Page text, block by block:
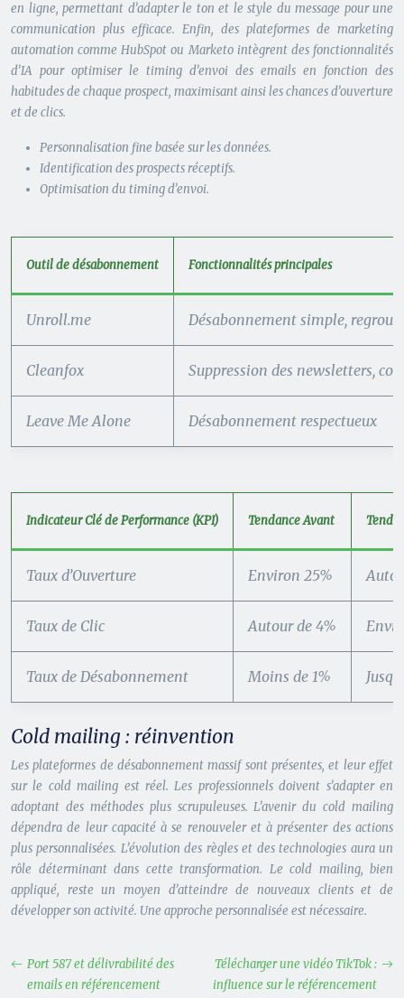
en ligne, permettant d’adapter le ton et le style du message pour une
communication plus efficace. Enfin, des plateformes de marketing
automation comme HubSpot ou Marketo intègrent des fonctionnalités
d’IA pour optimiser le timing d’envoi des emails en fonction des
habitudes de chaque prospect, maximisant ainsi les chances d’ouverture
et de clics.
Personnalisation fine basée sur les données.
Identification des prospects réceptifs.
Optimisation du timing d’envoi.
Outil de désabonnement Fonctionnalités principales
Unroll.me Désabonnement simple,
Cleanfox Suppression des newsletters,
Leave Me Alone Désabonnement respectueux
Indicateur Clé de Performance (KPI) Tendance Avant
Taux d’Ouverture Environ 25%
Taux de Clic Autour de 4%
Taux de Désabonnement Moins de 1%
Cold mailing : réinvention
Les plateformes de désabonnement massif sont présentes, et leur effet
sur le cold mailing est réel. Les professionnels doivent s’adapter en
adoptant des méthodes plus scrupuleuses. L’avenir du cold mailing
dépendra de leur capacité à se renouveler et à présenter des actions
plus personnalisées. L’évolution des règles et des technologies aura un
rôle déterminant dans cette transformation. Le cold mailing, bien
appliqué, reste un moyen d’atteindre de nouveaux clients et de
développer son activité. Une approche personnalisée est nécessaire.
Port 587 et délivrabilité des
emails en référencement
Télécharger une vidéo TikTok :
influence sur le référencement